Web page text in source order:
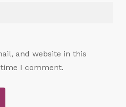
and website in this
I comment.